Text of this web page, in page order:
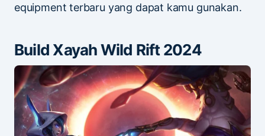
equipment terbaru yang dapat kamu gunakan.
Build Xayah Wild Rift 2024